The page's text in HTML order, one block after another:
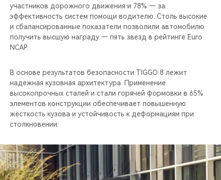
участников дорожного движения и 78% — за
эффективность систем помощи водителю. Столь высокие
и сбалансированные показатели позволили автомобилю
получить высшую награду — пять звезд в рейтинге Euro
NCAP.
В основе результатов безопасности TIGGO 8 лежит
надежная кузовная архитектура. Применение
высокопрочных сталей и стали горячей формовки в 65%
элементов конструкции обеспечивает повышенную
жёсткость кузова и устойчивость к деформациям при
столкновении.